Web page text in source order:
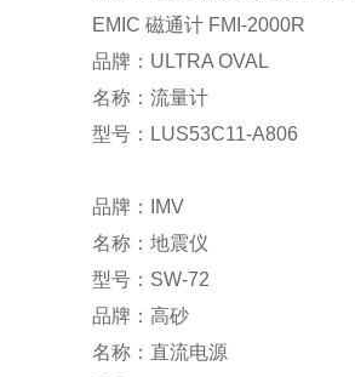
EMIC 磁通计 FMI-2000R
品牌：ULTRA OVAL
名称：流量计
型号：LUS53C11-A806
品牌：IMV
名称：地震仪
型号：SW-72
品牌：高砂
名称：直流电源